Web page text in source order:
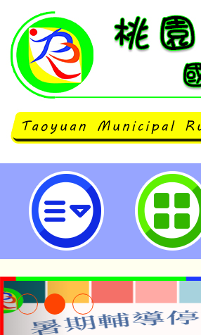
neilrpjhstyc網站設